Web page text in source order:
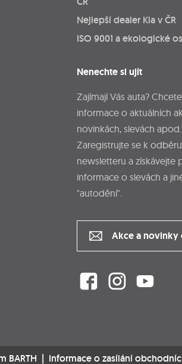
Nejlepší dealer Kia v ČR
ISO 9001 a ekologické
Nenechte si ujít
Zajímají Vás auta?
informace o aktuálních
novinkách, slevách
Zaregistrujte se k
newsletteru a získávejte
informace o slevách a
"autodění".
Akce a novinky
BARTH | Informace o zasílání